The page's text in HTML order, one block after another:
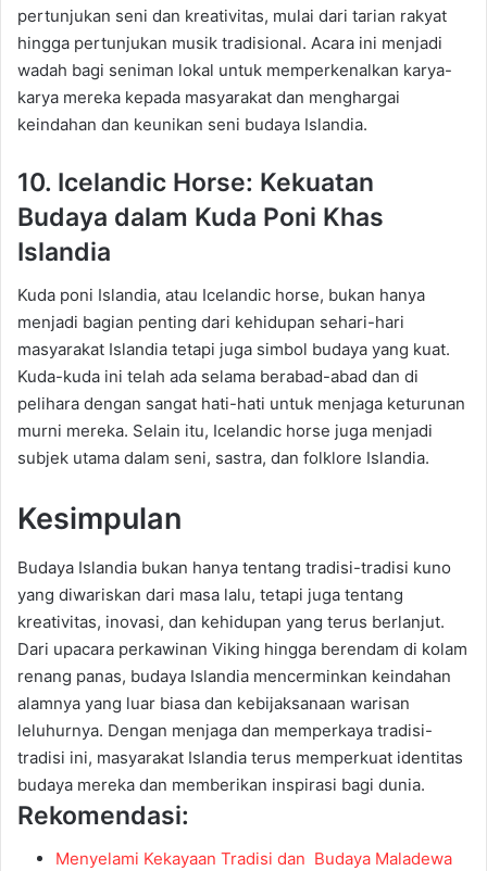
pertunjukan seni dan kreativitas, mulai dari tarian rakyat
hingga pertunjukan musik tradisional. Acara ini menjadi
wadah bagi seniman lokal untuk memperkenalkan karya-
karya mereka kepada masyarakat dan menghargai
keindahan dan keunikan seni budaya Islandia.
10. Icelandic Horse: Kekuatan
Budaya dalam Kuda Poni Khas
Islandia
Kuda poni Islandia, atau Icelandic horse, bukan hanya
menjadi bagian penting dari kehidupan sehari-hari
masyarakat Islandia tetapi juga simbol budaya yang kuat.
Kuda-kuda ini telah ada selama berabad-abad dan di
pelihara dengan sangat hati-hati untuk menjaga keturunan
murni mereka. Selain itu, Icelandic horse juga menjadi
subjek utama dalam seni, sastra, dan folklore Islandia.
Kesimpulan
Budaya Islandia bukan hanya tentang tradisi-tradisi kuno
yang diwariskan dari masa lalu, tetapi juga tentang
kreativitas, inovasi, dan kehidupan yang terus berlanjut.
Dari upacara perkawinan Viking hingga berendam di kolam
renang panas, budaya Islandia mencerminkan keindahan
alamnya yang luar biasa dan kebijaksanaan warisan
leluhurnya. Dengan menjaga dan memperkaya tradisi-
tradisi ini, masyarakat Islandia terus memperkuat identitas
budaya mereka dan memberikan inspirasi bagi dunia.
Rekomendasi:
Menyelami Kekayaan Tradisi dan Budaya Maladewa